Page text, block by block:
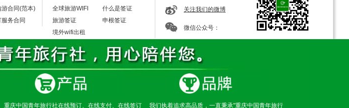
因为通过锻炼后的身体，耗氧量增大，增加了在稻城心脏的负担，反而容易引起高原反应。
转为其他高原病，特别是肺水肿，一种特别危险的高原疾病，不及时治疗很容易有生命危险。感冒患
治疗即可，而且，当地的医生治疗感冒都有一定的经验。随身带一些感冒药，一旦有感冒征兆，自
择线路、考虑餐饮、考虑住宿等诸多琐事，您可将您的想法告诉旅行社，旅行社会根据您的要求推荐
较有个性的特种旅游，如：徒步、或野营、挑战自我。
度左右;冬季白天在十几度左右，晚上在零下十几度，而我们的旅游活动都集中在白天，所以，夏天
游合同(范本)
务合同
全球旅游WIFI
什么是签证
旅游签证
申根签证
境外wifi出租
关注我们的微博
微信公众号：
重庆中国青年旅行社在线预订、在线支付、在线签订
我们执着追求高品质，一直秉承"重庆中国青年旅行